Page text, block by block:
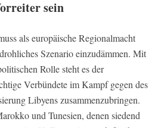
sein
als europäische Regionalmacht
Szenario einzudämmen. Mit
Rolle steht es der
Verbündete im Kampf gegen des
Libyens zusammenzubringen.
und Tunesien, denen siedend